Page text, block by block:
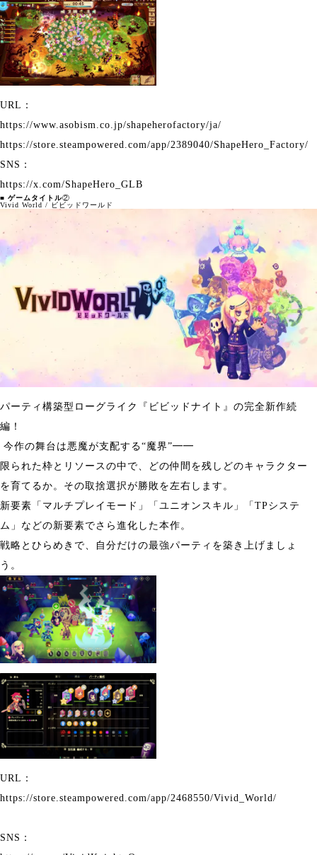
URL：
https://www.asobism.co.jp/shapeherofactory/ja/
https://store.steampowered.com/app/2389040/ShapeHero_Factory/
SNS：
https://x.com/ShapeHero_GLB
■ ゲームタイトル②
Vivid World / ビビッドワールド
パーティ構築型ローグライク『ビビッドナイト』の完全新作続
編！
今作の舞台は悪魔が支配する“魔界”━━
限られた枠とリソースの中で、どの仲間を残しどのキャラクター
を育てるか。その取捨選択が勝敗を左右します。
新要素「マルチプレイモード」「ユニオンスキル」「TPシステ
ム」などの新要素でさら進化した本作。
戦略とひらめきで、自分だけの最強パーティを築き上げましょ
う。
URL：
https://store.steampowered.com/app/2468550/Vivid_World/
SNS：